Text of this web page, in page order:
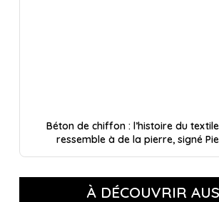
Béton de chiffon : l’histoire du
ressemble à de la pierre, signé
À DÉCOUVRIR